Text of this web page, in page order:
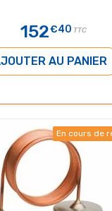
152€40 TTC
AU PANIER
En cours de